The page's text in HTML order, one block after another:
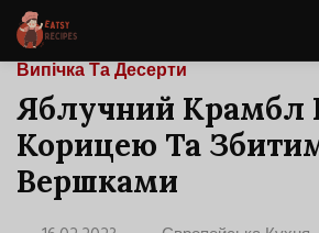
Випічка Та Десерти
Яблучний Крамбл
Корицею Та
Вершками